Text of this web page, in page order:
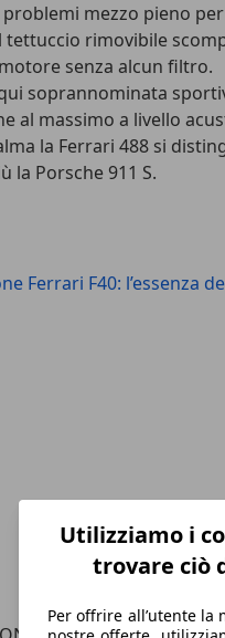
Utilizziamo i
trovare ciò
Per offrire all’utente la
mezzo pieno
tettuccio rimovibile
senza alcun filtro.
soprannominata
massimo a livello
la Ferrari 488 si
la Porsche 911 S.
Ferrari F40: l’essenza